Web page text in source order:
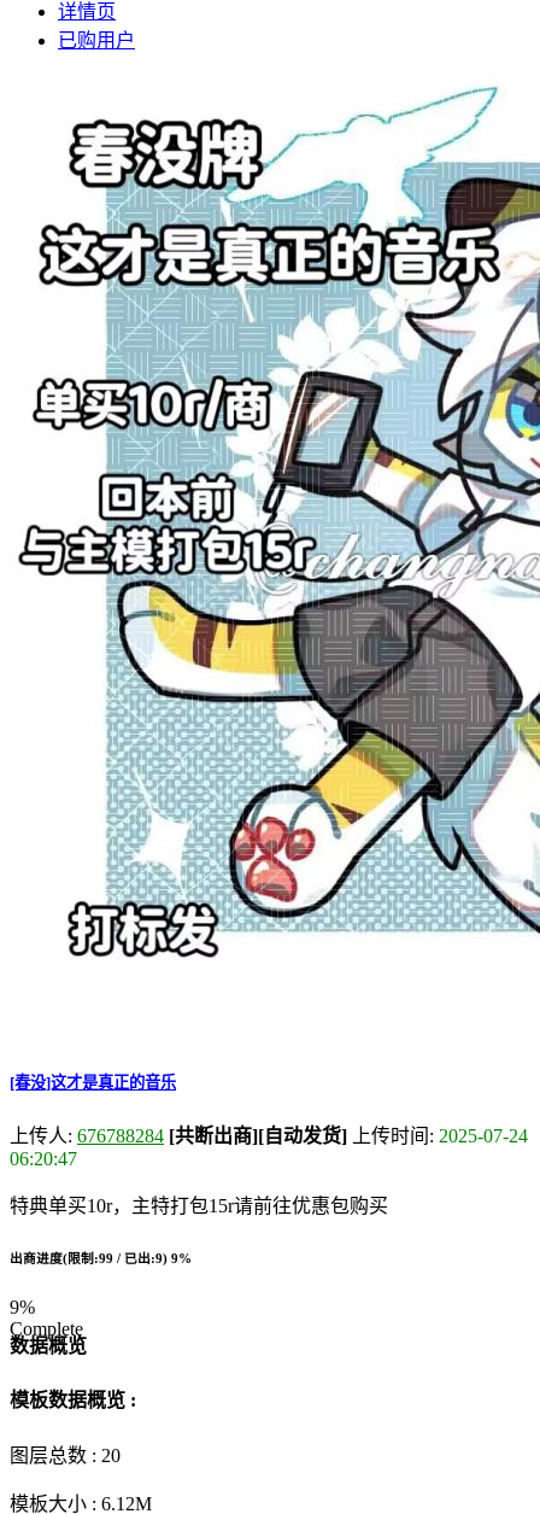
详情页
已购用户
[春没]这才是真正的音乐
上传人: 676788284 [共断出商][自动发货] 上传时间: 2025-07-24
06:20:47
特典单买10r，主特打包15r请前往优惠包购买
出商进度(限制:99 / 已出:9) 9%
9%
Complete
数据概览
模板数据概览 :
图层总数 : 20
模板大小 : 6.12M